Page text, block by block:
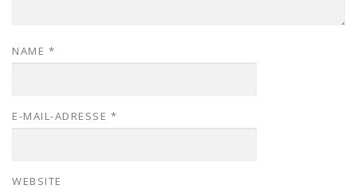
NAME *
E-MAIL-ADRESSE *
WEBSITE